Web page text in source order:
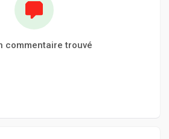
commentaire trouvé